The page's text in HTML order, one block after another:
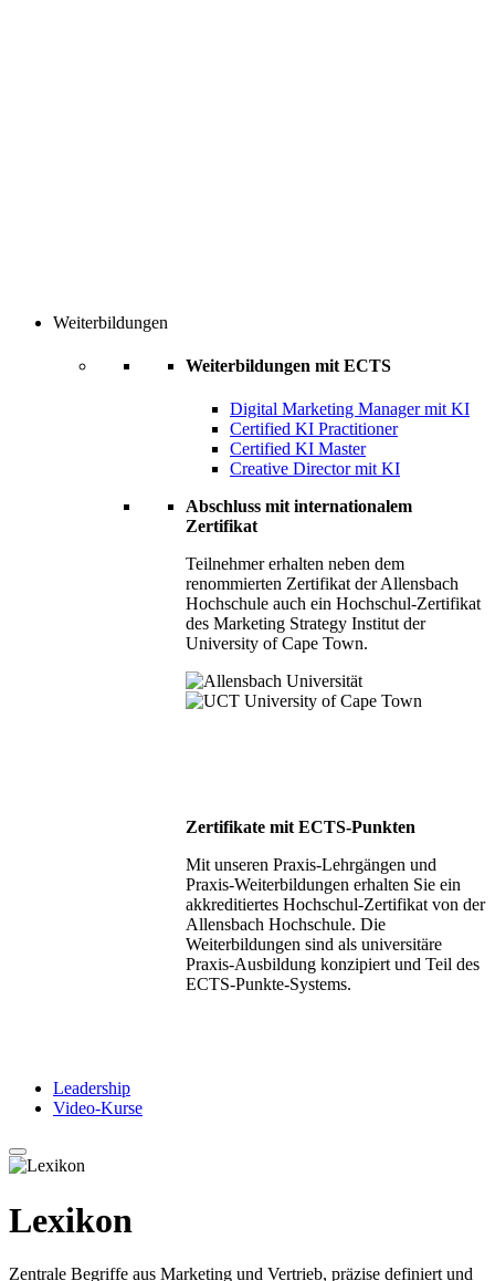
Weiterbildungen
Weiterbildungen mit ECTS
Digital Marketing Manager mit KI
Certified KI Practitioner
Certified KI Master
Creative Director mit KI
Abschluss mit internationalem
Zertifikat
Teilnehmer erhalten neben dem
renommierten Zertifikat der Allensbach
Hochschule auch ein Hochschul-Zertifikat
des Marketing Strategy Institut der
University of Cape Town.
Zertifikate mit ECTS-Punkten
Mit unseren Praxis-Lehrgängen und
Praxis-Weiterbildungen erhalten Sie ein
akkreditiertes Hochschul-Zertifikat von der
Allensbach Hochschule. Die
Weiterbildungen sind als universitäre
Praxis-Ausbildung konzipiert und Teil des
ECTS-Punkte-Systems.
Leadership
Video-Kurse
Lexikon
Zentrale Begriffe aus Marketing und Vertrieb, präzise definiert und